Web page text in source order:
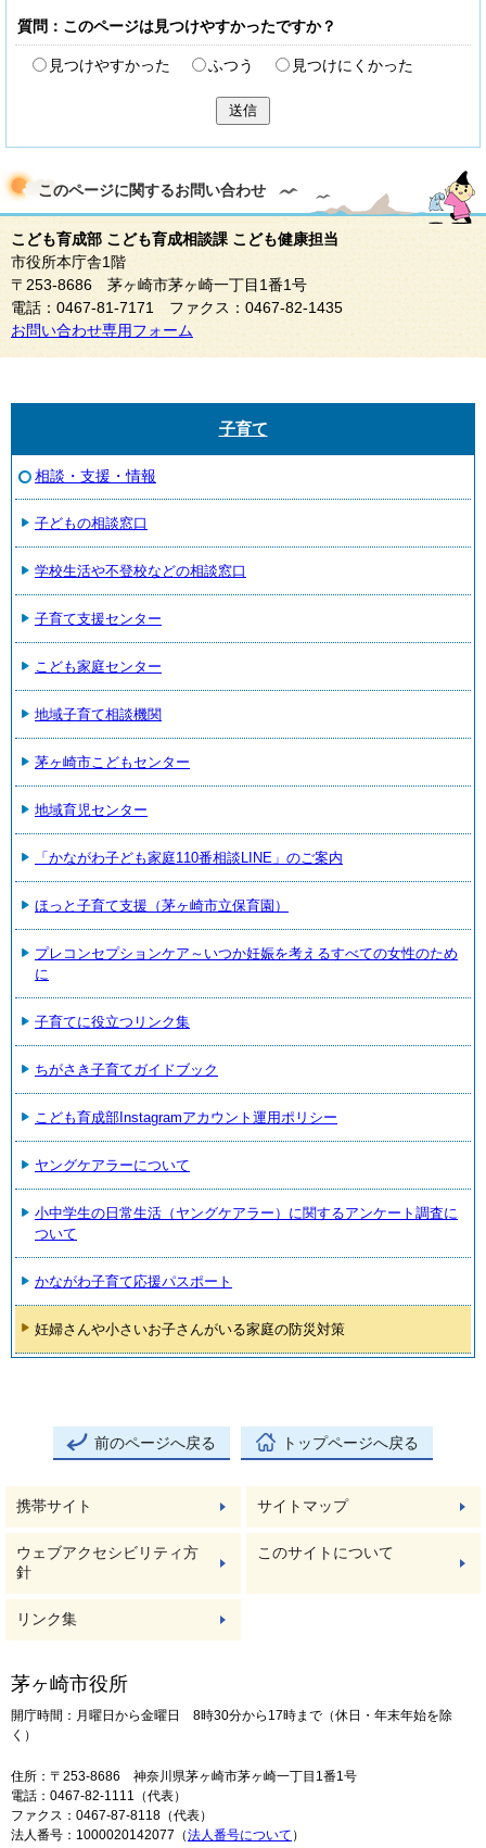
質問：このページは見つけやすかったですか？
見つけやすかった ふつう 見つけにくかった
送信
このページに関するお問い合わせ
こども育成部 こども育成相談課 こども健康担当
市役所本庁舎1階
〒253-8686 茅ヶ崎市茅ヶ崎一丁目1番1号
電話：0467-81-7171 ファクス：0467-82-1435
お問い合わせ専用フォーム
子育て
相談・支援・情報
子どもの相談窓口
学校生活や不登校などの相談窓口
子育て支援センター
こども家庭センター
地域子育て相談機関
茅ヶ崎市こどもセンター
地域育児センター
「かながわ子ども家庭110番相談LINE」のご案内
ほっと子育て支援（茅ヶ崎市立保育園）
プレコンセプションケア～いつか妊娠を考えるすべての女性のため
に
子育てに役立つリンク集
ちがさき子育てガイドブック
こども育成部Instagramアカウント運用ポリシー
ヤングケアラーについて
小中学生の日常生活（ヤングケアラー）に関するアンケート調査に
ついて
かながわ子育て応援パスポート
妊婦さんや小さいお子さんがいる家庭の防災対策
前のページへ戻る トップページへ戻る
携帯サイト サイトマップ
ウェブアクセシビリティ方
針
このサイトについて
リンク集
茅ヶ崎市役所
開庁時間：月曜日から金曜日 8時30分から17時まで（休日・年末年始を除
く）
住所：〒253-8686 神奈川県茅ヶ崎市茅ヶ崎一丁目1番1号
電話：0467-82-1111（代表）
ファクス：0467-87-8118（代表）
法人番号：1000020142077（法人番号について ）